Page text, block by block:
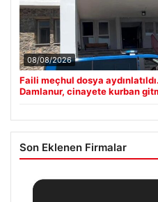
08/08/2026
Faili meçhul dosya
Damlanur, cinayete kurban
Son Eklenen Firmalar